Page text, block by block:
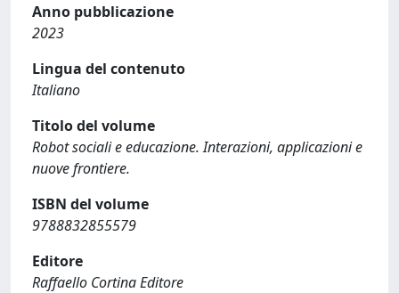
Anno pubblicazione
2023
Lingua del contenuto
Italiano
Titolo del volume
Robot sociali e educazione. Interazioni, applicazioni e
nuove frontiere.
ISBN del volume
9788832855579
Editore
Raffaello Cortina Editore